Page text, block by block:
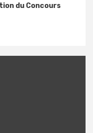
du Concours